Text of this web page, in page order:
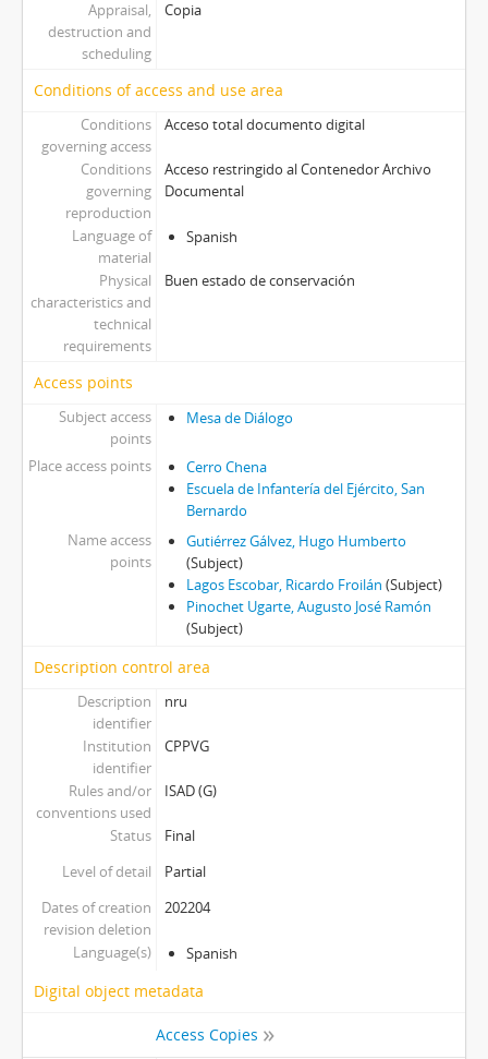
Appraisal,
destruction and
scheduling
Copia
Conditions of access and use area
Conditions
governing access
Acceso total documento digital
Conditions
governing
reproduction
Acceso restringido al Contenedor Archivo
Documental
Language of
material
Spanish
Physical
characteristics and
technical
requirements
Buen estado de conservación
Access points
Subject access
points
Mesa de Diálogo
Place access points
Cerro Chena
Escuela de Infantería del Ejército, San
Bernardo
Name access
points
Gutiérrez Gálvez, Hugo Humberto
(Subject)
Lagos Escobar, Ricardo Froilán (Subject)
Pinochet Ugarte, Augusto José Ramón
(Subject)
Description control area
Description
identifier
nru
Institution
identifier
CPPVG
Rules and/or
conventions used
ISAD (G)
Status
Final
Level of detail
Partial
Dates of creation
revision deletion
202204
Language(s) Spanish
Digital object metadata
Access Copies